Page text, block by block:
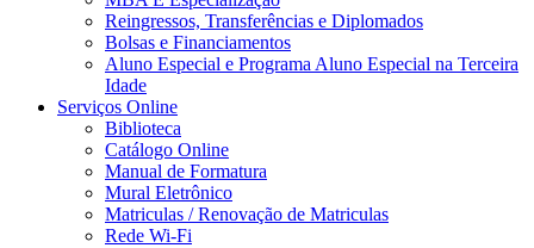
Reingressos, Transferências e Diplomados
Bolsas e Financiamentos
Aluno Especial e Programa Aluno Especial na Terceira
Idade
Serviços Online
Biblioteca
Catálogo Online
Manual de Formatura
Mural Eletrônico
Matriculas / Renovação de Matriculas
Rede Wi-Fi